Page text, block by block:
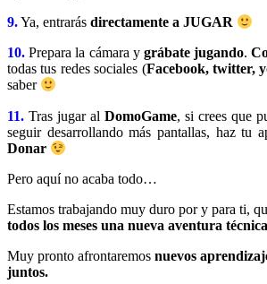
9.Ya, entrarás directamente a JUGAR
10. Prepara la cámara y grábate jugando.
todas tus redes sociales (Facebook, twitter,
saber
11. Tras jugar al DomoGame, si crees que
seguir desarrollando más pantallas, haz tu
Donar
Pero aquí no acaba todo…
Estamos trabajando muy duro por y para ti,
todos los meses una nueva aventura
Muy pronto afrontaremos nuevos
juntos.